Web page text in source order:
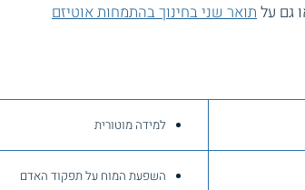
גם עלתואר שני בחינוך בהתמחות אוטיזם
למידה מוטורית
השפעת המוח על תפקוד האדם